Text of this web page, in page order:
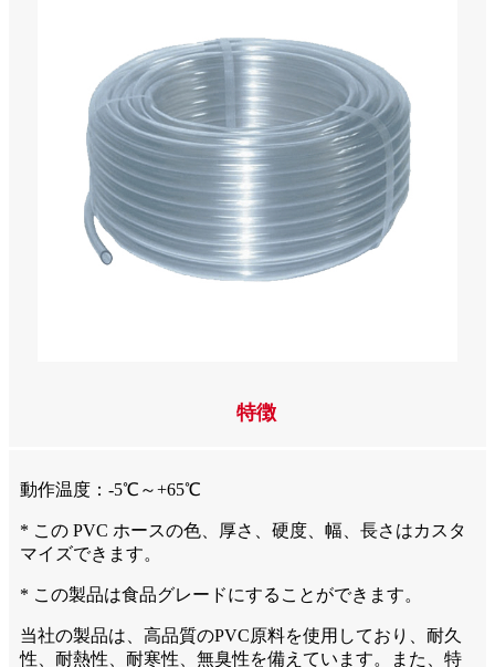
特徴
動作温度：-5℃～+65℃
* この PVC ホースの色、厚さ、硬度、幅、長さはカスタ
マイズできます。
* この製品は食品グレードにすることができます。
当社の製品は、高品質のPVC原料を使用しており、耐久
性、耐熱性、耐寒性、無臭性を備えています。また、特